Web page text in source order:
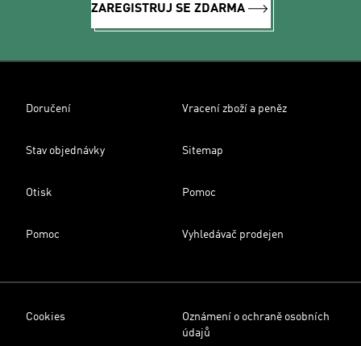
ZAREGISTRUJ SE ZDARMA
Doručení Vracení zboží a peněz
Stav objednávky Sitemap
Otisk Pomoc
Pomoc Vyhledávač prodejen
Cookies
Oznámení o ochraně osobních
údajů